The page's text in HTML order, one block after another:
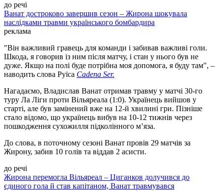
до речі
Ванат достроково завершив сезон – Жирона шокувала
наслідками травми українського бомбардира
реклама
"Він важливий гравець для команди і забивав важливі голи.
Шкода, я говорив із ним після матчу, і стан у нього був не
дуже. Якщо на полі буде потрібна моя допомога, я буду там", –
наводить слова Руїса Cadena Ser.
Нагадаємо, Владислав Ванат отримав травму у матчі 30-го
туру Ла Ліги проти Вільяреала (1:0). Українець вийшов у
старті, але був замінений вже на 12-й хвилині гри. Пізніше
стало відомо, що українець вибув на 10-12 тижнів через
пошкодження сухожилля підколінного м’яза.
До слова, в поточному сезоні Ванат провів 29 матчів за
Жирону, забив 10 голів та віддав 2 асисти.
до речі
Жирона перемогла Вільяреал – Циганков долучився до
єдиного гола й став капітаном, Ванат травмувався